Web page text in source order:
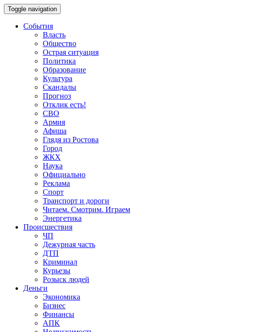
Toggle navigation
События
Власть
Общество
Острая ситуация
Политика
Образование
Культура
Скандалы
Прогноз
Отклик есть!
СВО
Армия
Афиша
Глядя из Ростова
Город
ЖКХ
Наука
Официально
Реклама
Спорт
Транспорт и дороги
Читаем. Смотрим. Играем
Энергетика
Происшествия
ЧП
Дежурная часть
ДТП
Криминал
Курьезы
Розыск людей
Деньги
Экономика
Бизнес
Финансы
АПК